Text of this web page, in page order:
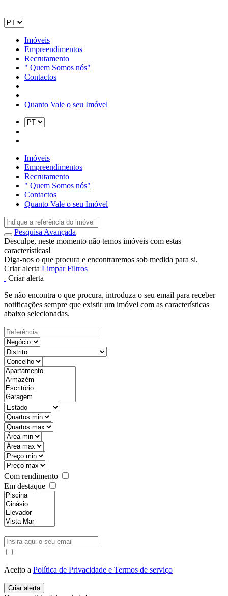
Imóveis
Empreendimentos
Recrutamento
" Quem Somos nós"
Contactos
Quanto Vale o seu Imóvel
Imóveis
Empreendimentos
Recrutamento
" Quem Somos nós"
Contactos
Quanto Vale o seu Imóvel
Pesquisa Avançada
Desculpe, neste momento não temos imóveis com estas
características!
Diga-nos o que procura e encontraremos sob medida para si.
Criar alerta Limpar Filtros
Criar alerta
Se não encontra o que procura, introduza o seu email para receber
notificações sempre que existir um imóvel com as características
abaixo selecionadas.
Com rendimento
Em destaque
Aceito a Política de Privacidade e Termos de serviço